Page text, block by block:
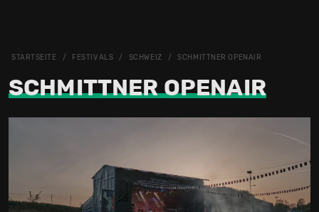
STARTSEITE FESTIVALS SCHWEIZ SCHMITTNER OPENAIR
SCHMITTNER OPENAIR